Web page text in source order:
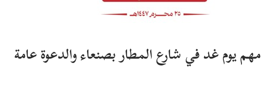
يوم غد في شارع المطار بصنعاء والدعوة عامة